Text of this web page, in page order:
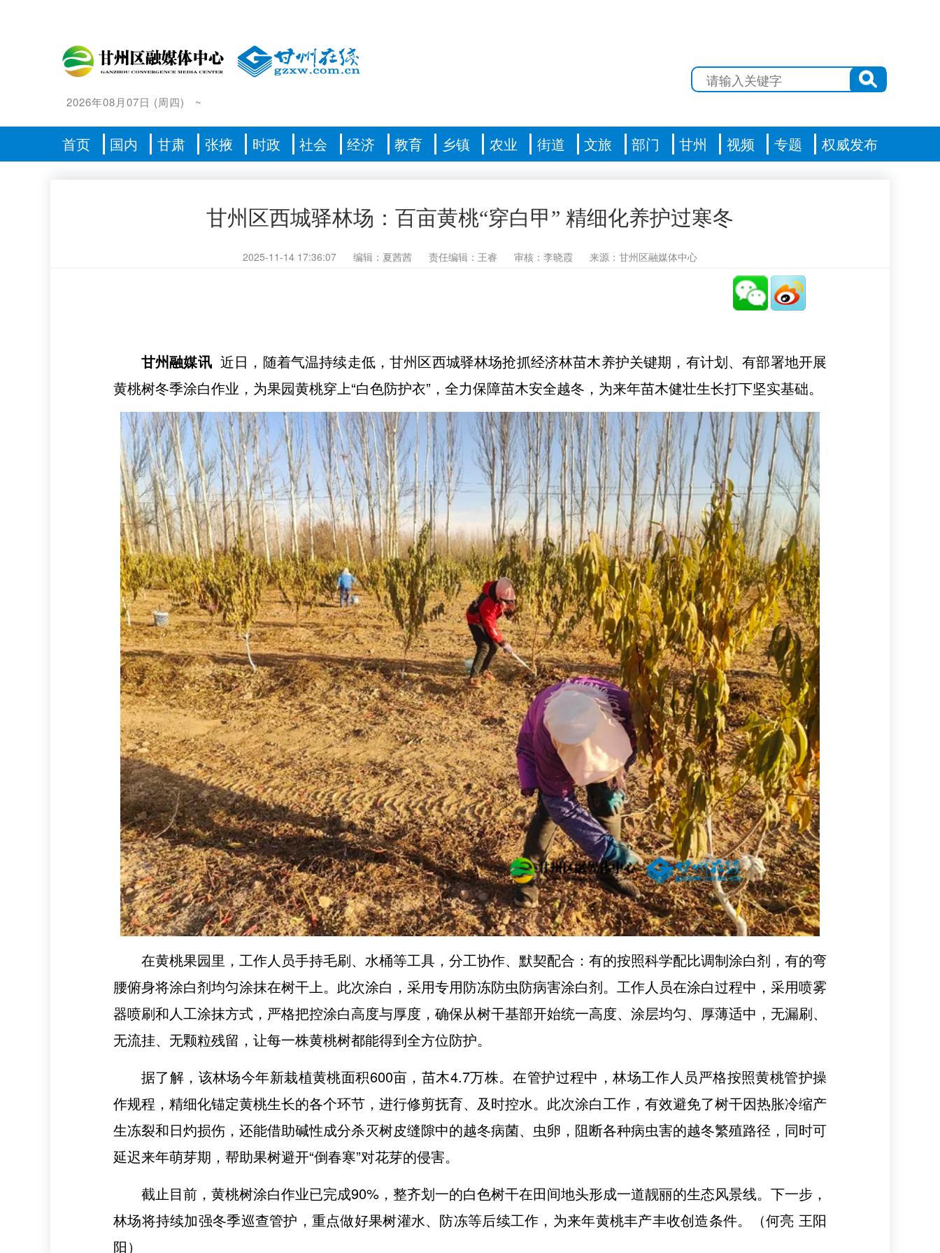
2026年08月07日 (周四) ~
首页 国内 甘肃 张掖 时政 社会 经济 教育 乡镇 农业 街道 文旅 部门 甘州 视频 专题 权威发布
甘州区西城驿林场：百亩黄桃“穿白甲” 精细化养护过寒冬
2025-11-14 17:36:07 编辑：夏茜茜 责任编辑：王睿 审核：李晓霞 来源：甘州区融媒体中心
甘州融媒讯近日，随着气温持续走低，甘州区西城驿林场抢抓经济林苗木养护关键期，有计划、有部署地开展
黄桃树冬季涂白作业，为果园黄桃穿上“白色防护衣”，全力保障苗木安全越冬，为来年苗木健壮生长打下坚实基础。
在黄桃果园里，工作人员手持毛刷、水桶等工具，分工协作、默契配合：有的按照科学配比调制涂白剂，有的弯
腰俯身将涂白剂均匀涂抹在树干上。此次涂白，采用专用防冻防虫防病害涂白剂。工作人员在涂白过程中，采用喷雾
器喷刷和人工涂抹方式，严格把控涂白高度与厚度，确保从树干基部开始统一高度、涂层均匀、厚薄适中，无漏刷、
无流挂、无颗粒残留，让每一株黄桃树都能得到全方位防护。
据了解，该林场今年新栽植黄桃面积600亩，苗木4.7万株。在管护过程中，林场工作人员严格按照黄桃管护操
作规程，精细化锚定黄桃生长的各个环节，进行修剪抚育、及时控水。此次涂白工作，有效避免了树干因热胀冷缩产
生冻裂和日灼损伤，还能借助碱性成分杀灭树皮缝隙中的越冬病菌、虫卵，阻断各种病虫害的越冬繁殖路径，同时可
延迟来年萌芽期，帮助果树避开“倒春寒”对花芽的侵害。
截止目前，黄桃树涂白作业已完成90%，整齐划一的白色树干在田间地头形成一道靓丽的生态风景线。下一步，
林场将持续加强冬季巡查管护，重点做好果树灌水、防冻等后续工作，为来年黄桃丰产丰收创造条件。（何亮 王阳
阳）